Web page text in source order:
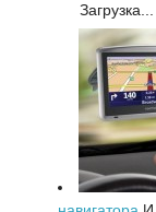
Загрузка...